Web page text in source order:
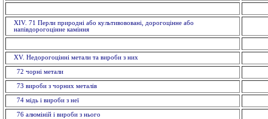
ХІV. 71 Перли природні або культивововані, дорогоцінне або
напівдорогоцінне каміння
XV. Недорогоцінні метали та вироби з них
72 чорнi метали
73 вироби з чорних металiв
74 мiдь i вироби з неї
76 алюмiнiй i вироби з нього